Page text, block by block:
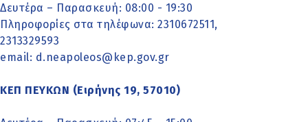
Δευτέρα – Παρασκευή: 08:00 - 19:30
Πληροφορίες στα τηλέφωνα: 2310672511,
2313329593
email: d.neapoleos@kep.gov.gr
ΚΕΠ ΠΕΥΚΩΝ (Ειρήνης 19, 57010)